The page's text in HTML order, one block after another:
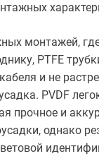
монтажей,
PTFE
и не
PVDF
прочное и
однако